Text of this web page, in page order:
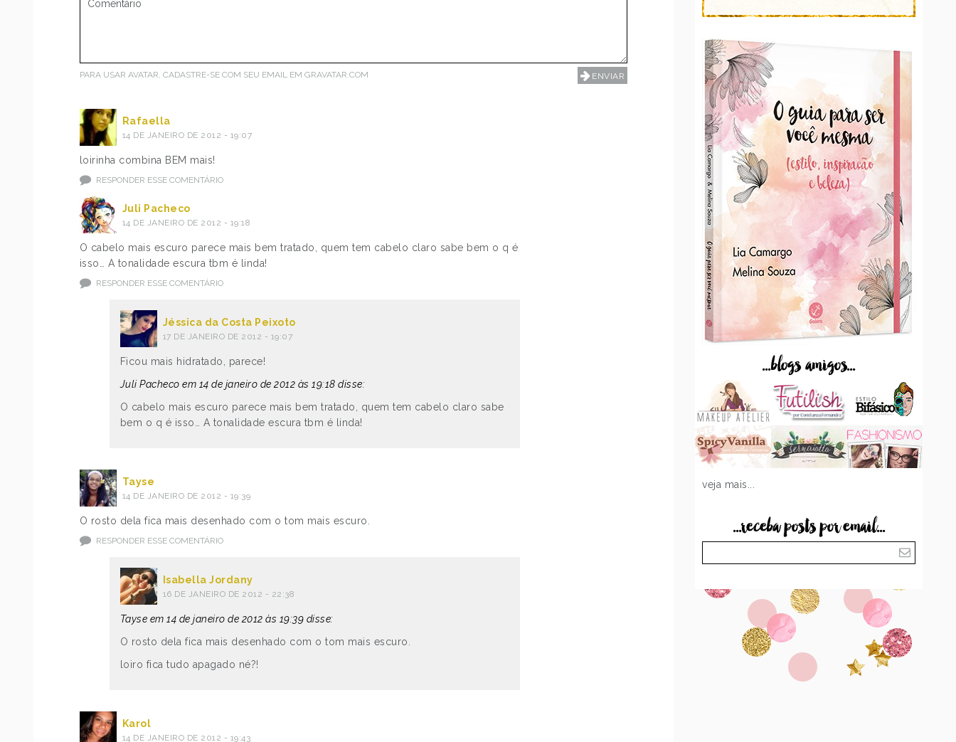
PARA USAR AVATAR, CADASTRE-SE COM SEU EMAIL EM GRAVATAR.COM
Rafaella
14 DE JANEIRO DE 2012 - 19:07
loirinha combina BEM mais!
RESPONDER ESSE COMENTÁRIO
Juli Pacheco
14 DE JANEIRO DE 2012 - 19:18
O cabelo mais escuro parece mais bem tratado, quem tem cabelo claro sabe bem o q é
isso… A tonalidade escura tbm é linda!
RESPONDER ESSE COMENTÁRIO
Jéssica da Costa Peixoto
17 DE JANEIRO DE 2012 - 19:07
Ficou mais hidratado, parece!
Juli Pacheco em 14 de janeiro de 2012 às 19:18 disse:
O cabelo mais escuro parece mais bem tratado, quem tem cabelo claro sabe
bem o q é isso… A tonalidade escura tbm é linda!
Tayse
14 DE JANEIRO DE 2012 - 19:39
O rosto dela fica mais desenhado com o tom mais escuro.
RESPONDER ESSE COMENTÁRIO
Isabella Jordany
16 DE JANEIRO DE 2012 - 22:38
Tayse em 14 de janeiro de 2012 às 19:39 disse:
O rosto dela fica mais desenhado com o tom mais escuro.
loiro fica tudo apagado né?!
Karol
14 DE JANEIRO DE 2012 - 19:43
...blogs amigos...
veja mais...
...receba posts por email...